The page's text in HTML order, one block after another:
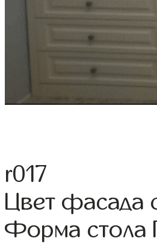
r017
Цвет фасада
Форма стола